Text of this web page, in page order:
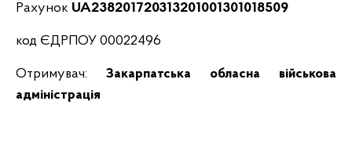
Рахунок UA238201720313201001301018509
код ЄДРПОУ 00022496
Отримувач: Закарпатська обласна військова
адміністрація